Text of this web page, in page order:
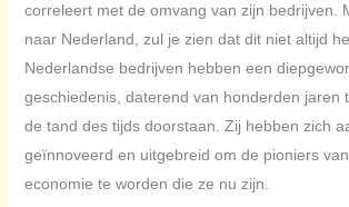
correleert met de omvang van zijn bedrijven.
naar Nederland, zul je zien dat dit niet altijd
Nederlandse bedrijven hebben een
geschiedenis, daterend van honderden jaren
de tand des tijds doorstaan. Zij hebben zich
geïnnoveerd en uitgebreid om de pioniers
economie te worden die ze nu zijn.